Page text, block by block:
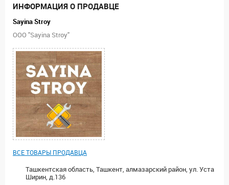
ИНФОРМАЦИЯ О ПРОДАВЦЕ
Sayina Stroy
ООО "Sayina Stroy"
ВСЕ ТОВАРЫ ПРОДАВЦА
Ташкентская область, Ташкент, алмазарский район, ул. Уста
Ширин, д.136